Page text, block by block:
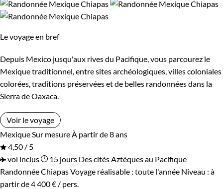
Le voyage en bref
Depuis Mexico jusqu'aux rives du Pacifique, vous parcourez le
Mexique traditionnel, entre sites archéologiques, villes coloniales
colorées, traditions préservées et de belles randonnées dans la
Sierra de Oaxaca.
Voir le voyage
Mexique Sur mesure À partir de 8 ans
4,50 / 5
vol inclus
15 jours Des cités Aztèques au Pacifique
Randonnée ChiapasVoyage réalisable : toute l'année Niveau : à
partir de4 400 € / pers.